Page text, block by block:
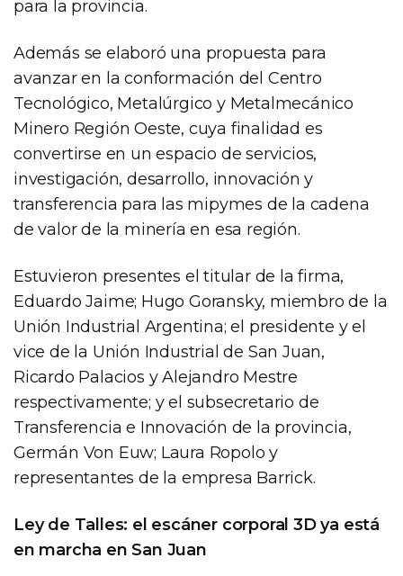
para la provincia.
Además se elaboró una propuesta para
avanzar en la conformación del Centro
Tecnológico, Metalúrgico y Metalmecánico
Minero Región Oeste, cuya finalidad es
convertirse en un espacio de servicios,
investigación, desarrollo, innovación y
transferencia para las mipymes de la cadena
de valor de la minería en esa región.
Estuvieron presentes el titular de la firma,
Eduardo Jaime; Hugo Goransky, miembro de la
Unión Industrial Argentina; el presidente y el
vice de la Unión Industrial de San Juan,
Ricardo Palacios y Alejandro Mestre
respectivamente; y el subsecretario de
Transferencia e Innovación de la provincia,
Germán Von Euw; Laura Ropolo y
representantes de la empresa Barrick.
Ley de Talles: el escáner corporal 3D ya está
en marcha en San Juan